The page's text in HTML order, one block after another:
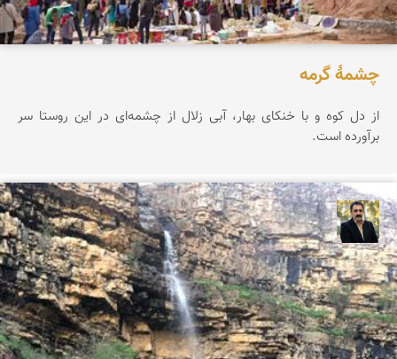
چشمۀ گرمه
از دل کوه و با خنکای بهار، آبی زلال از چشمه‌ای در این روستا سر
برآورده است.
عدنان مرادی